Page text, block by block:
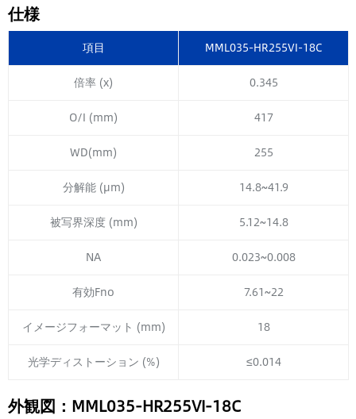
仕様
項目
MML035-HR255VI-18C
倍率 (x)
0.345
O/I (mm)
417
WD(mm)
255
分解能 (µm)
14.8~41.9
被写界深度 (mm)
5.12~14.8
NA
0.023~0.008
有効Fno
7.61~22
イメージフォーマット (mm)
18
光学ディストーション (%)
≤0.014
外観図：MML035-HR255VI-18C